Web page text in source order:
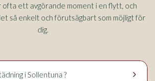
ofta ett avgörande moment i en flytt, och
så enkelt och förutsägbart som möjligt för
dig.
keyboard_arrow_right
i Sollentuna ?